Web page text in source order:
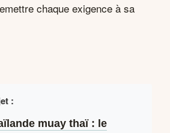
chaque exigence à sa
:
muay thaï : le